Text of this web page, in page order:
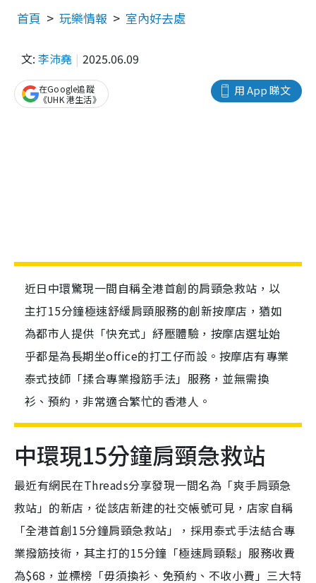
首頁 玩樂情報 室內好去處
文: 李沛堯 2025.06.09
用 App 睇文
在Google追蹤
《UHK 港生活》
近日中環驚現一間自稱全港首創的肩頸急救站，以
主打15分鐘極速舒緩肩頸服務的創新按摩店，猶如
為都市人提供「快充式」紓壓體驗，按摩店選址始
乎都是為長期坐office的打工仔而設。按摩店有專業
泰式技師「揉合專業撥筋手法」服務，並無需換
衫、預約，非常適合繁忙的香港人。
中環現15分鐘肩頸急救站
最近有網民在Threads分享發現一間名為「爽手肩頸急
救站」的新店，從該店新建的社交帳號可見，店家自稱
「全港首創15分鐘肩頸急救站」，採用泰式手法結合專
業撥筋技術，其主打的15分鐘「極速肩頸鬆」服務收費
為$68，並標榜「毋須換衫、免預約、不收小費」三大特